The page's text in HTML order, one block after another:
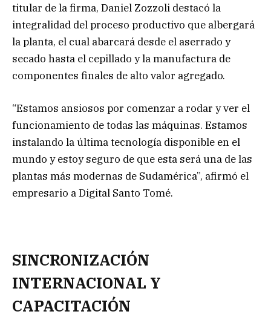
titular de la firma, Daniel Zozzoli destacó la
integralidad del proceso productivo que albergará
la planta, el cual abarcará desde el aserrado y
secado hasta el cepillado y la manufactura de
componentes finales de alto valor agregado.
“Estamos ansiosos por comenzar a rodar y ver el
funcionamiento de todas las máquinas. Estamos
instalando la última tecnología disponible en el
mundo y estoy seguro de que esta será una de las
plantas más modernas de Sudamérica”, afirmó el
empresario a Digital Santo Tomé.
SINCRONIZACIÓN
INTERNACIONAL Y
CAPACITACIÓN